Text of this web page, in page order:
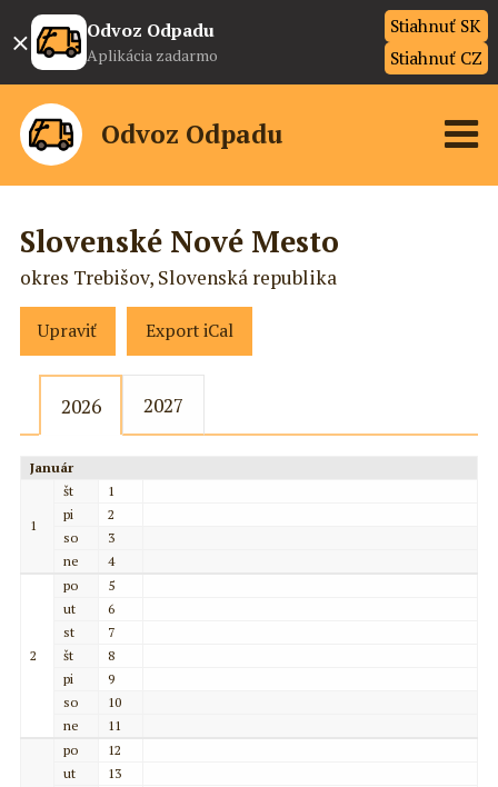
× Odvoz Odpadu
Aplikácia zadarmo
Stiahnuť SK
Stiahnuť CZ
Odvoz Odpadu
Slovenské Nové Mesto
okres Trebišov, Slovenská republika
Upraviť Export iCal
2026 2027
Január
1
št
1
pi
2
so
3
ne
4
2
po
5
ut
6
st
7
št
8
pi
9
so
10
ne
11
po
12
ut
13